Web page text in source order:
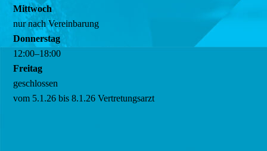
Mittwoch
nur nach Vereinbarung
Donnerstag
12:00–18:00
Freitag
geschlossen
vom 5.1.26 bis 8.1.26 Vertretungsarzt